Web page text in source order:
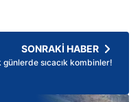
SONRAKİ HABER
günlerde sıcacık kombinler!